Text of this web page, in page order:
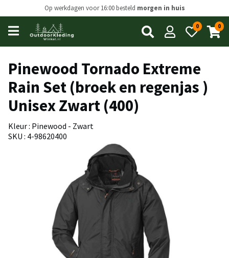
Op werkdagen voor 16:00 besteld morgen in huis
Open
main
menu
0 0
Pinewood Tornado Extreme
Rain Set (broek en regenjas )
Unisex Zwart (400)
Kleur : Pinewood - Zwart
SKU : 4-98620400